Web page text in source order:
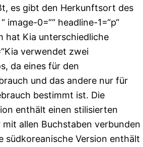
es gibt den Herkunftsort des
image-0=““ headline-1=“p“
hat Kia unterschiedliche
verwendet zwei
da eines für den
und das andere nur für
bestimmt ist. Die
enthält einen stilisierten
allen Buchstaben verbunden
südkoreanische Version enthält